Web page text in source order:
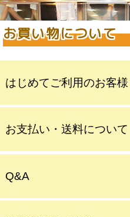
お買い物について
はじめてご利用のお客様
お支払い・送料について
Q&A